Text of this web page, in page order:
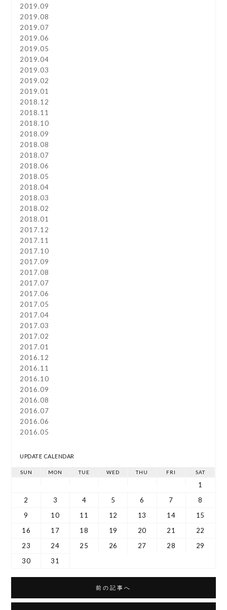
2019.09
2019.08
2019.07
2019.06
2019.05
2019.04
2019.03
2019.02
2019.01
2018.12
2018.11
2018.10
2018.09
2018.08
2018.07
2018.06
2018.05
2018.04
2018.03
2018.02
2018.01
2017.12
2017.11
2017.10
2017.09
2017.08
2017.07
2017.06
2017.05
2017.04
2017.03
2017.02
2017.01
2016.12
2016.11
2016.10
2016.09
2016.08
2016.07
2016.06
2016.05
UPDATE CALENDAR
SUN MON TUE WED THU FRI SAT
1
2
3 4 5 6 7
8
9
10 11 12 13 14
15
16
17 18 19 20 21
22
23
24 25 26 27 28
29
30
31
前の記事へ